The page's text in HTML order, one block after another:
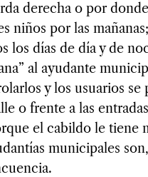
derecha o por donde
niños por las
los días de día y de
al ayudante
y los usuarios
o frente a las
el cabildo le tiene
municipales